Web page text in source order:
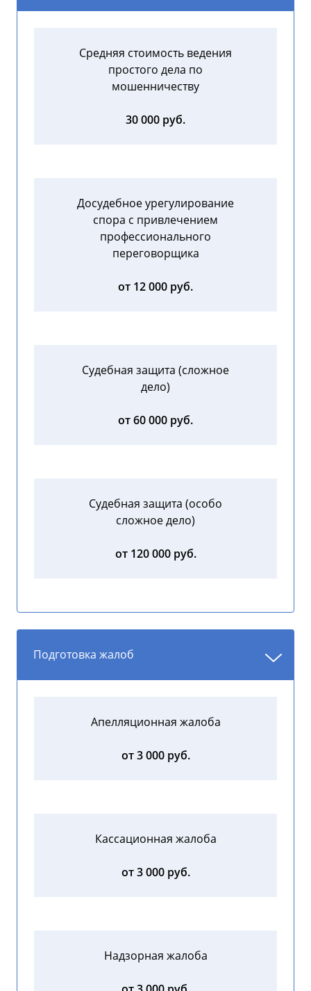
Средняя стоимость ведения
простого дела по
мошенничеству
30 000 руб.
Досудебное урегулирование
спора с привлечением
профессионального
переговорщика
от 12 000 руб.
Судебная защита (сложное
дело)
от 60 000 руб.
Судебная защита (особо
сложное дело)
от 120 000 руб.
Подготовка жалоб
Апелляционная жалоба
от 3 000 руб.
Кассационная жалоба
от 3 000 руб.
Надзорная жалоба